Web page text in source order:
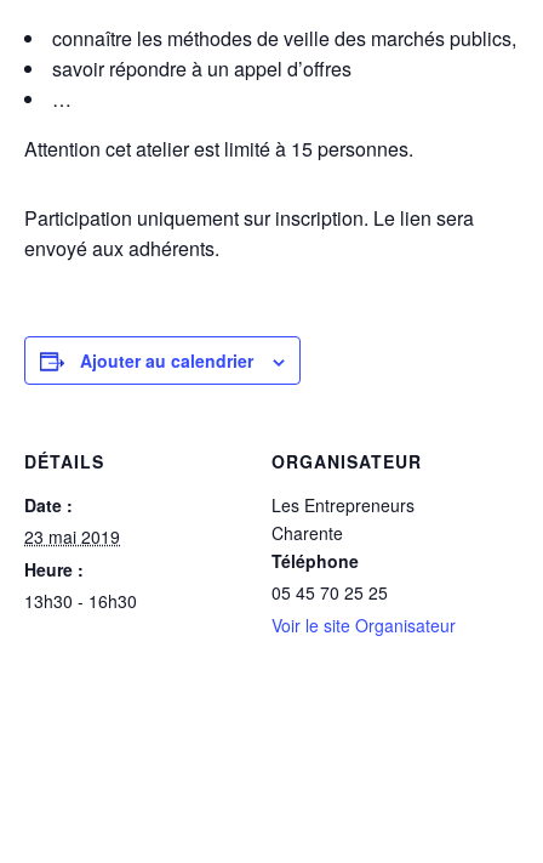
connaître les méthodes de veille des marchés publics,
savoir répondre à un appel d’offres
…
Attention cet atelier est limité à 15 personnes.
Participation uniquement sur inscription. Le lien sera
envoyé aux adhérents.
Ajouter au calendrier
DÉTAILS
Date :
23 mai 2019
Heure :
13h30 - 16h30
ORGANISATEUR
Les Entrepreneurs
Charente
Téléphone
05 45 70 25 25
Voir le site Organisateur